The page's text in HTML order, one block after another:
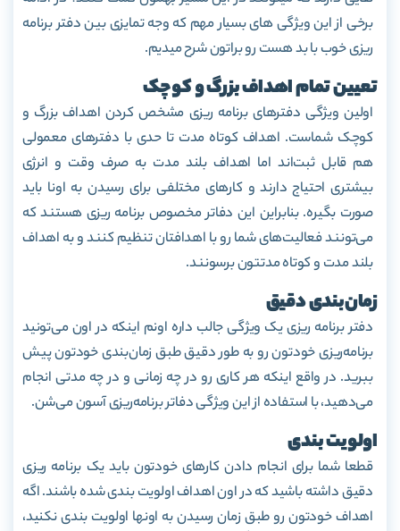
برخی از این ویژگی های بسیار مهم که وجه تمایزی بین دفتر برنامه
ریزی خوب با بد هست رو براتون شرح میدیم.
تعیین تمام اهداف بزرگ و کوچک
اولین ویژگی دفترهای برنامه ریزی مشخص کردن اهداف بزرگ و
کوچک شماست. اهداف کوتاه مدت تا حدی با دفترهای معمولی
هم قابل ثبت‌اند اما اهداف بلند مدت به صرف وقت و انرژی
بیشتری احتیاج دارند و کارهای مختلفی برای رسیدن به اونا باید
صورت بگیره. بنابراین این دفاتر مخصوص برنامه ریزی هستند که
می‌تونند فعالیت‌های شما رو با اهدافتان تنظیم کنند و به اهداف
بلند مدت و کوتاه مدتتون برسونند.
زمان‌بندی دقیق
دفتر برنامه ریزی یک ویژگی جالب داره اونم اینکه در اون می‌تونید
برنامه‌ریزی خودتون رو به طور دقیق طبق زمان‌بندی خودتون پیش
ببرید. در واقع اینکه هر کاری رو در چه زمانی و در چه مدتی انجام
می‌دهید، با استفاده از این ویژگی دفاتر برنامه‌ریزی آسون می‌شن.
اولویت بندی
قطعا شما برای انجام دادن کارهای خودتون باید یک برنامه ریزی
دقیق داشته باشید که در اون اهداف اولویت بندی شده باشند. اگه
اهداف خودتون رو طبق زمان رسیدن به اونها اولویت بندی نکنید،